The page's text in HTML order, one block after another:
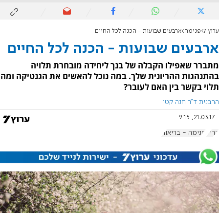
ערוץ 7 פנימה ארבעים שבועות - הכנה לכל החיים
ארבעים שבועות - הכנה לכל החיים
מתברר שאפילו הקבלה של בנך ליחידה מובחרת תלויה
בהתנהגות ההריונית שלך. במה נוכל להאשים את הגנטיקה ומה
תלוי בקשר בין האם לעובר?
הרבנית ד"ר חנה קטן
21.03.17, 9:15
הריון פנימה - בריאות